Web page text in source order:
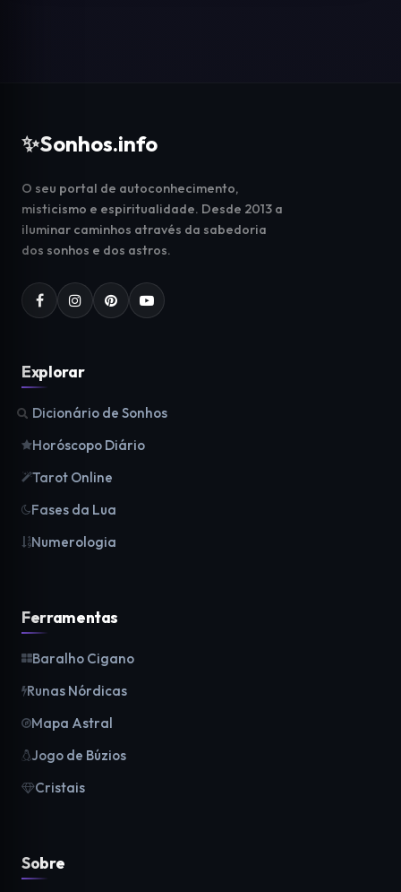
✨Sonhos.info
O seu portal de autoconhecimento,
misticismo e espiritualidade. Desde 2013 a
iluminar caminhos através da sabedoria
dos sonhos e dos astros.
Explorar
Dicionário de Sonhos
Horóscopo Diário
Tarot Online
Fases da Lua
Numerologia
Ferramentas
Baralho Cigano
Runas Nórdicas
Mapa Astral
Jogo de Búzios
Cristais
Sobre